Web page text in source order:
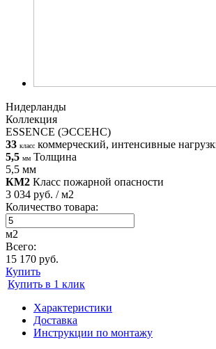
Нидерланды
Коллекция
ESSENCE (ЭССЕНС)
33 класс коммерческий, интенсивные
5,5 мм Толщина
5,5 мм
КМ2 Класс пожарной опасности
3 034 руб. / м2
Количество товара:
м2
Всего:
15 170 руб.
Купить
Купить в 1 клик
Характеристики
Доставка
Инструкции по монтажу